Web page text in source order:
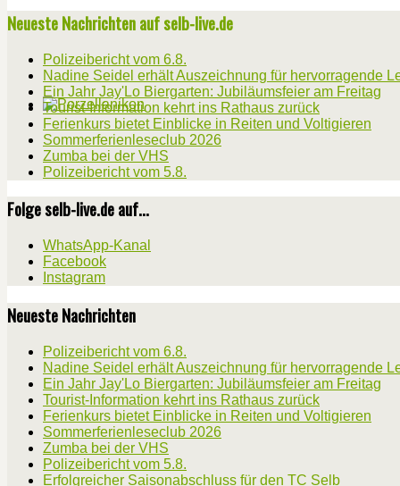
Neueste Nachrichten auf selb-live.de
Polizeibericht vom 6.8.
Nadine Seidel erhält Auszeichnung für hervorragende
Ein Jahr Jay'Lo Biergarten: Jubiläumsfeier am Freitag
Tourist-Information kehrt ins Rathaus zurück
Ferienkurs bietet Einblicke in Reiten und Voltigieren
Sommerferienleseclub 2026
Zumba bei der VHS
Polizeibericht vom 5.8.
Folge selb-live.de auf...
WhatsApp-Kanal
Facebook
Instagram
Neueste Nachrichten
Polizeibericht vom 6.8.
Nadine Seidel erhält Auszeichnung für hervorragende
Ein Jahr Jay'Lo Biergarten: Jubiläumsfeier am Freitag
Tourist-Information kehrt ins Rathaus zurück
Ferienkurs bietet Einblicke in Reiten und Voltigieren
Sommerferienleseclub 2026
Zumba bei der VHS
Polizeibericht vom 5.8.
Erfolgreicher Saisonabschluss für den TC Selb